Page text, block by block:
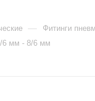
— Фитинги
6 мм - 8/6 мм